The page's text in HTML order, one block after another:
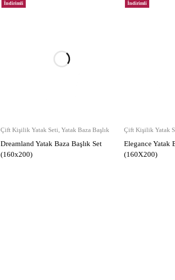
İndirimli
Çift Kişilik Yatak Seti,Yatak Baza Başlık
Dreamland Yatak Baza Başlık Set
(160x200)
İndirimli
Çift Kişilik Yatak
Elegance Yatak
(160X200)